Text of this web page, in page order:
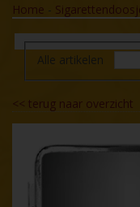
Home -
Alle artikelen
<< terug naar overzicht